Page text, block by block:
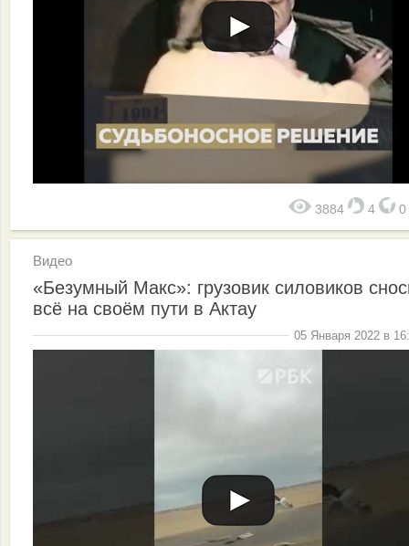
3884 4 0
Видео
«Безумный Макс»: грузовик силовиков
всё на своём пути в Актау
05 Января 2022 в